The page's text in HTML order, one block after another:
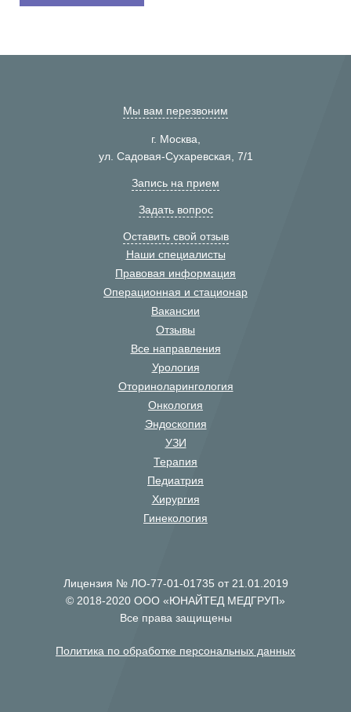
Мы вам перезвоним
г. Москва,
ул. Садовая-Сухаревская, 7/1
Запись на прием
Задать вопрос
Оставить свой отзыв
Наши специалисты
Правовая информация
Операционная и стационар
Вакансии
Отзывы
Все направления
Урология
Оториноларингология
Онкология
Эндоскопия
УЗИ
Терапия
Педиатрия
Хирургия
Гинекология
Лицензия № ЛО-77-01-01735 от 21.01.2019
© 2018-2020 ООО «ЮНАЙТЕД МЕДГРУП»
Все права защищены
Политика по обработке персональных данных